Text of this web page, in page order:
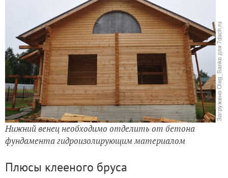
Нижний венец необходимо отделить от бетона
фундамента гидроизолирующим материалом
Плюсы клееного бруса